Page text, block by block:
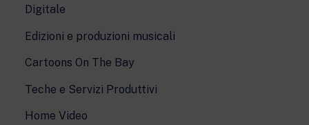
Digitale
Edizioni e produzioni musicali
Cartoons On The Bay
Teche e Servizi Produttivi
Home Video